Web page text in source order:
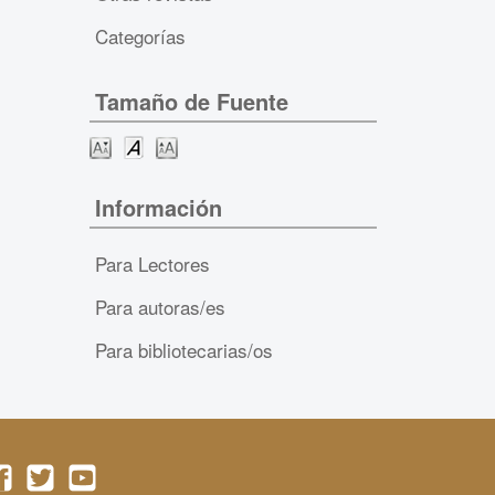
Categorías
Tamaño de Fuente
Información
Para Lectores
Para autoras/es
Para bibliotecarias/os